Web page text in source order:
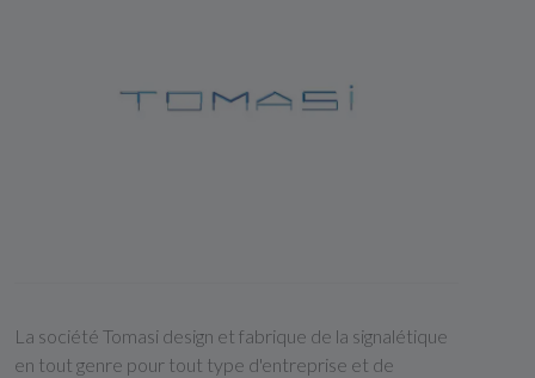
La société Tomasi design et fabrique de la signalétique
en tout genre pour tout type d'entreprise et de